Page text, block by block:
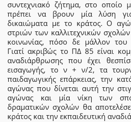
συντεχνιακό ζήτημα, στο οποίο
πρέπει να βρουν μία λύση
δικαιώματα με το κράτος. Ο
στριών των καλλιτεχνικών
κοινωνίας, πόσο δε μάλλον του
Γιατί ακριβώς το ΠΔ 85 είναι
αναδιάρθρωσης που έχει
εισαγωγής, το ν + ν/2, τα
παιδαγωγικής επάρκειας, την
αγώνας που δίνεται αυτή την
αγώνας και μία νίκη των
δραματικών σχολών θα
κράτος και την εκπαιδευτική